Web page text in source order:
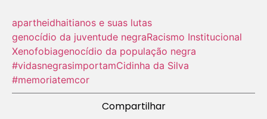
apartheidhaitianos e suas lutas
genocídio da juventude negraRacismo Institucional
Xenofobiagenocídio da população negra
#vidasnegrasimportamCidinha da Silva
#memoriatemcor
Compartilhar